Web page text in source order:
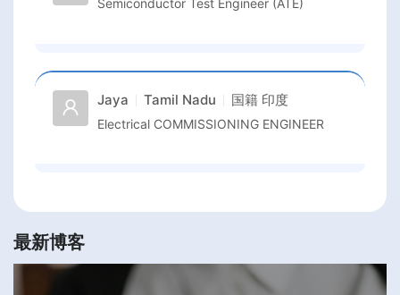
Semiconductor Test Engineer (ATE)
Jaya Tamil Nadu 国籍 印度
Electrical COMMISSIONING ENGINEER
最新博客